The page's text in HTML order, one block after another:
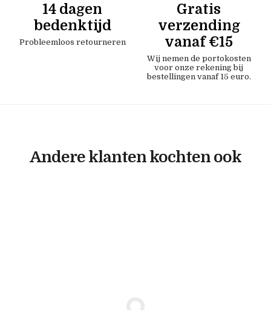
14 dagen
bedenktijd
Probleemloos retourneren
Gratis
verzending
vanaf €15
Wij nemen de portokosten
voor onze rekening bij
bestellingen vanaf 15 euro.
Andere klanten kochten ook